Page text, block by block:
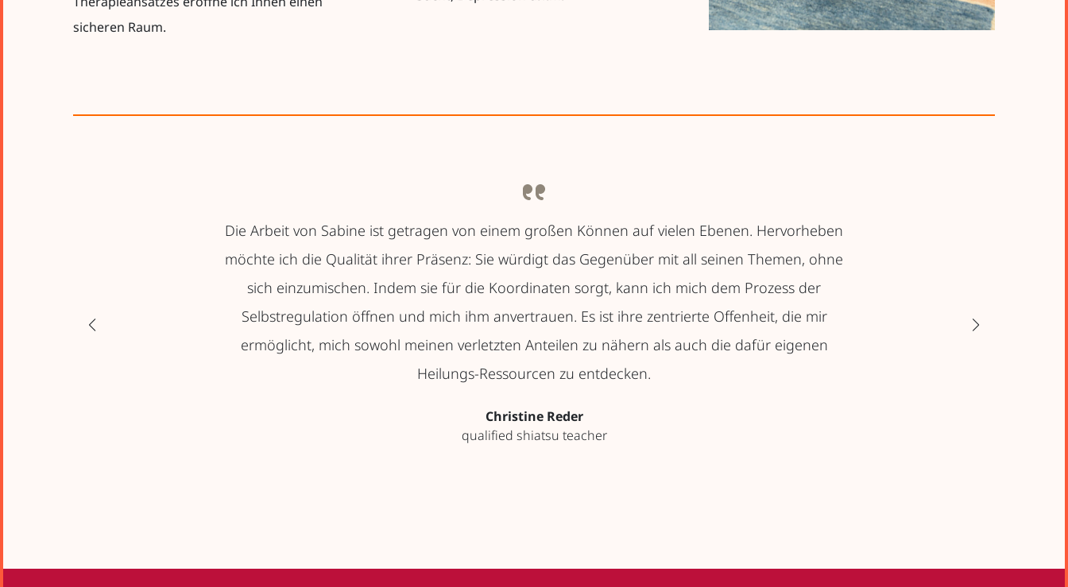
sicheren Raum.
Die Arbeit von Sabine ist getragen von einem großen Können auf vielen Ebenen. Hervorheben
möchte ich die Qualität ihrer Präsenz: Sie würdigt das Gegenüber mit all seinen Themen, ohne
sich einzumischen. Indem sie für die Koordinaten sorgt, kann ich mich dem Prozess der
Selbstregulation öffnen und mich ihm anvertrauen. Es ist ihre zentrierte Offenheit, die mir
ermöglicht, mich sowohl meinen verletzten Anteilen zu nähern als auch die dafür eigenen
Heilungs-Ressourcen zu entdecken.
Christine Reder
qualified shiatsu teacher